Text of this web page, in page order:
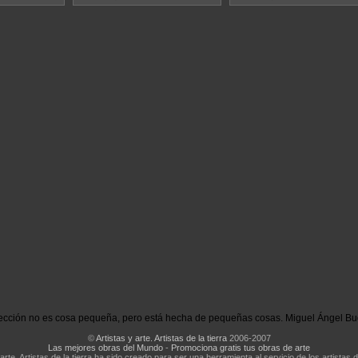
no es cosa pequeña, pero está hecha de pequeñas cosas. Miguel Ángel
©Artistas y arte. Artistas de la tierra2006-2007
Las mejores obras del Mundo - Promociona gratis tus obras de arte